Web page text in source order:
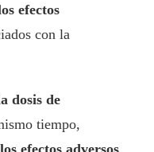
efectos
con la
dosis de
tiempo,
efectos adversos